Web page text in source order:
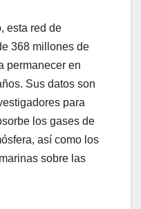
esta red de
368 millones de
permanecer en
Sus datos son
para
los gases de
así como los
sobre las